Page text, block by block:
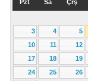
Pzt Sa Çrş
3
4 5
10
11 12
17
18 19
24
25 26